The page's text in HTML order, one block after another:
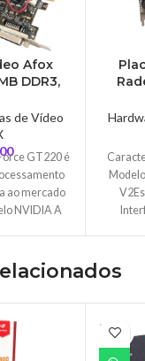
Afox
DDR3,
– AF220-
de Vídeo
GT220 é
ao mercado
NVIDIA A
ESGO
TADO